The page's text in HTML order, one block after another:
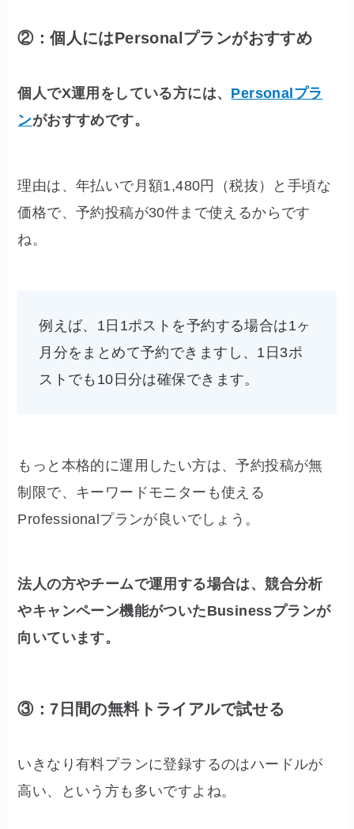
②：個人にはPersonalプランがおすすめ
個人でX運用をしている方には、 Personalプラ
ンがおすすめです。
理由は、年払いで月額1,480円（税抜）と手頃な
価格で、予約投稿が30件まで使えるからです
ね。
例えば、1日1ポストを予約する場合は1ヶ
月分をまとめて予約できますし、1日3ポ
ストでも10日分は確保できます。
もっと本格的に運用したい方は、予約投稿が無
制限で、キーワードモニターも使える
Professionalプランが良いでしょう。
法人の方やチームで運用する場合は、競合分析
やキャンペーン機能がついたBusinessプランが
向いています。
③：7日間の無料トライアルで試せる
いきなり有料プランに登録するのはハードルが
高い、という方も多いですよね。